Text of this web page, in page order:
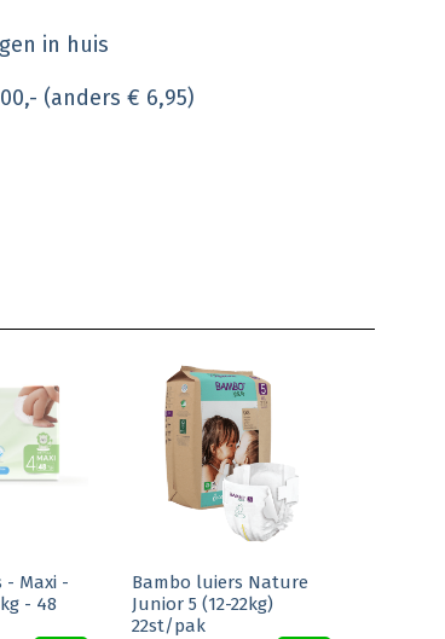
in huis
(anders € 6,95)
- Maxi -
- 48
Bambo luiers Nature
Junior 5 (12-22kg)
22st/pak